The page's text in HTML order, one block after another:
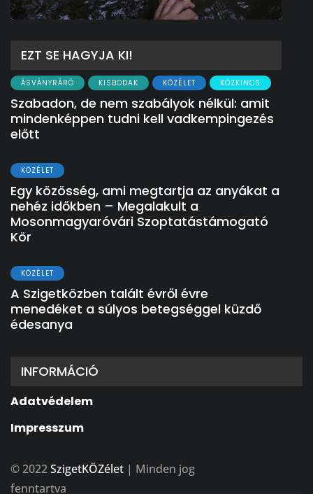
EZT SE HAGYJA KI!
ÁSVÁNYRÁRÓ KISBODAK KÖZÉLET KÖZKINCS
Szabadon, de nem szabályok nélkül: amit
mindenképpen tudni kell vadkempingezés
előtt
KÖZÉLET
Egy közösség, ami megtartja az anyákat a
nehéz időkben – Megalakult a
Mosonmagyaróvári Szoptatástámogató
Kör
KÖZÉLET
A Szigetközben talált évről évre
menedéket a súlyos betegséggel küzdő
édesanya
INFORMÁCIÓ
Adatvédelem
Impresszum
© 2022SzigetKÖZélet | Minden jog
fenntartva